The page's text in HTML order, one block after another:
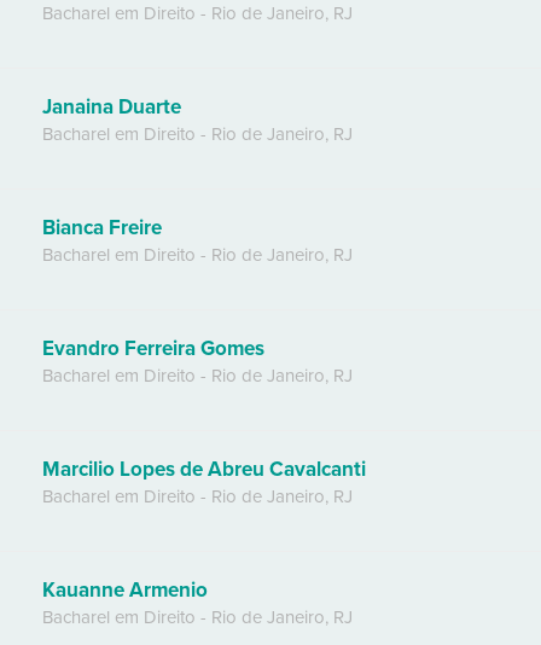
Bacharel em Direito - Rio de Janeiro, RJ
Janaina Duarte
Bacharel em Direito - Rio de Janeiro, RJ
Bianca Freire
Bacharel em Direito - Rio de Janeiro, RJ
Evandro Ferreira Gomes
Bacharel em Direito - Rio de Janeiro, RJ
Marcilio Lopes de Abreu Cavalcanti
Bacharel em Direito - Rio de Janeiro, RJ
Kauanne Armenio
Bacharel em Direito - Rio de Janeiro, RJ